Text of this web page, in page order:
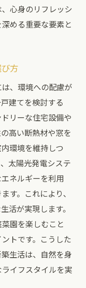
心身のリフレッシ
める重要な要素と
方
、環境への配慮が
建てを検討する
リーな住宅設備や
高い断熱材や窓を
環境を維持しつ
太陽光発電システ
ネルギーを利用
す。これにより、
活が実現します。
園を楽しむこと
トです。こうした
生活は、自然を身
イフスタイルを実